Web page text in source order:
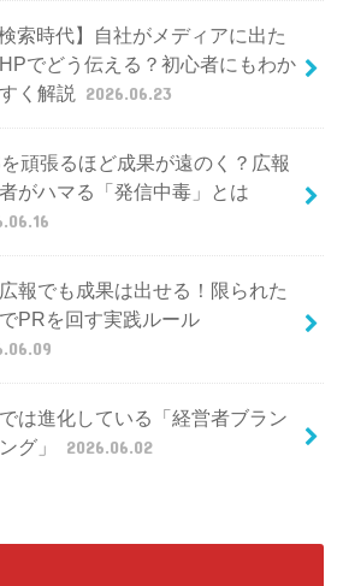
検索時代】自社がメディアに出た
でどう伝える？初心者にもわか
く解説
2026.06.23
頑張るほど成果が遠のく？広報
がハマる「発信中毒」とは
報でも成果は出せる！限られた
PRを回す実践ルール
は進化している「経営者ブラン
グ」
2026.06.02